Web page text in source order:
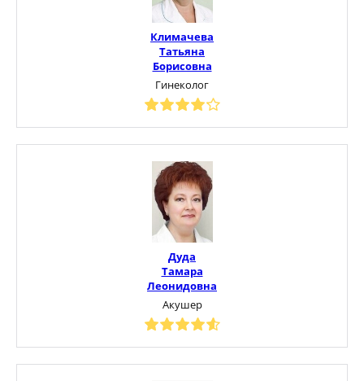
Климачева
Татьяна
Борисовна
Гинеколог
Дуда
Тамара
Леонидовна
Акушер